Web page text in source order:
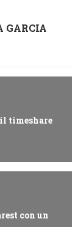
GARCIA
timeshare
con un